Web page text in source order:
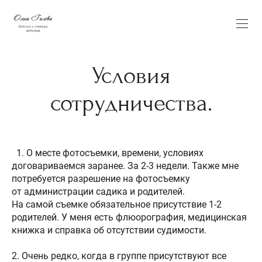
Условия
сотрудничества.
1. О месте фотосъемки, времени, условиях
договариваемся заранее. За 2-3 недели. Также мне
потребуется разрешение на фотосъемку
от администрации садика и родителей.
На самой съемке обязательное присутствие 1-2
родителей. У меня есть флюорография, медицинская
книжка и справка об отсутствии судимости.
2. Очень редко, когда в группе присутствуют все